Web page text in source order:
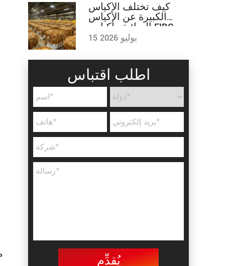
كيف تختلف الأكياس
الكبيرة عن الأكياس
السائبة وأكياس FIBC
وغيرها 15 يوليو 2026
اطلب اقتباس
يُقدِّم